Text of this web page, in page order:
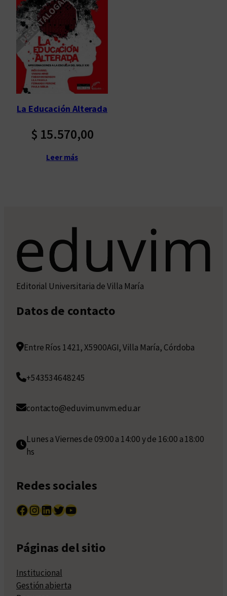
La Educación Alterada
$ 15.570,00
Leer más
Editorial Universitaria de Villa María
Datos de contacto
Entre Ríos 1421, X5900AGI, Villa María, Córdoba
+543534648245
contacto@eduvim.unvm.edu.ar
Lunes a Viernes de 09:00 a 14:00 y de 16:00 a 18:00
hs
Redes sociales
Facebook InstagramLinkedIn Twitter YouTube
Páginas del sitio
Institucional
Gestión abierta